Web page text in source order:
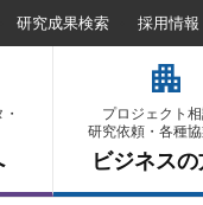
研究成果検索 採用情報
プロジェクト相
研究依頼・各種
ビジネス